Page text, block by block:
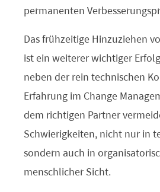
permanenten
Das frühzeitige Hinzuziehen
ist ein weiterer wichtiger
neben der rein technischen
Erfahrung im Change
dem richtigen Partner
Schwierigkeiten, nicht nur in
sondern auch in
menschlicher Sicht.